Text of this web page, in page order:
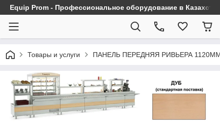
Equip Prom - Профессиональное оборудование в
Товары и услуги ПАНЕЛЬ ПЕРЕДНЯЯ РИВЬЕРА